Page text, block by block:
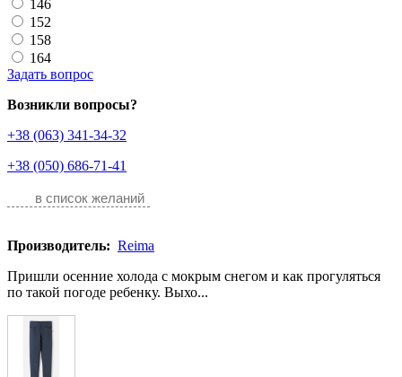
146
152
158
164
Задать вопрос
Возникли вопросы?
+38 (063) 341-34-32
+38 (050) 686-71-41
в список желаний
Производитель: Reima
Пришли осенние холода с мокрым снегом и как прогуляться
по такой погоде ребенку. Выхо...